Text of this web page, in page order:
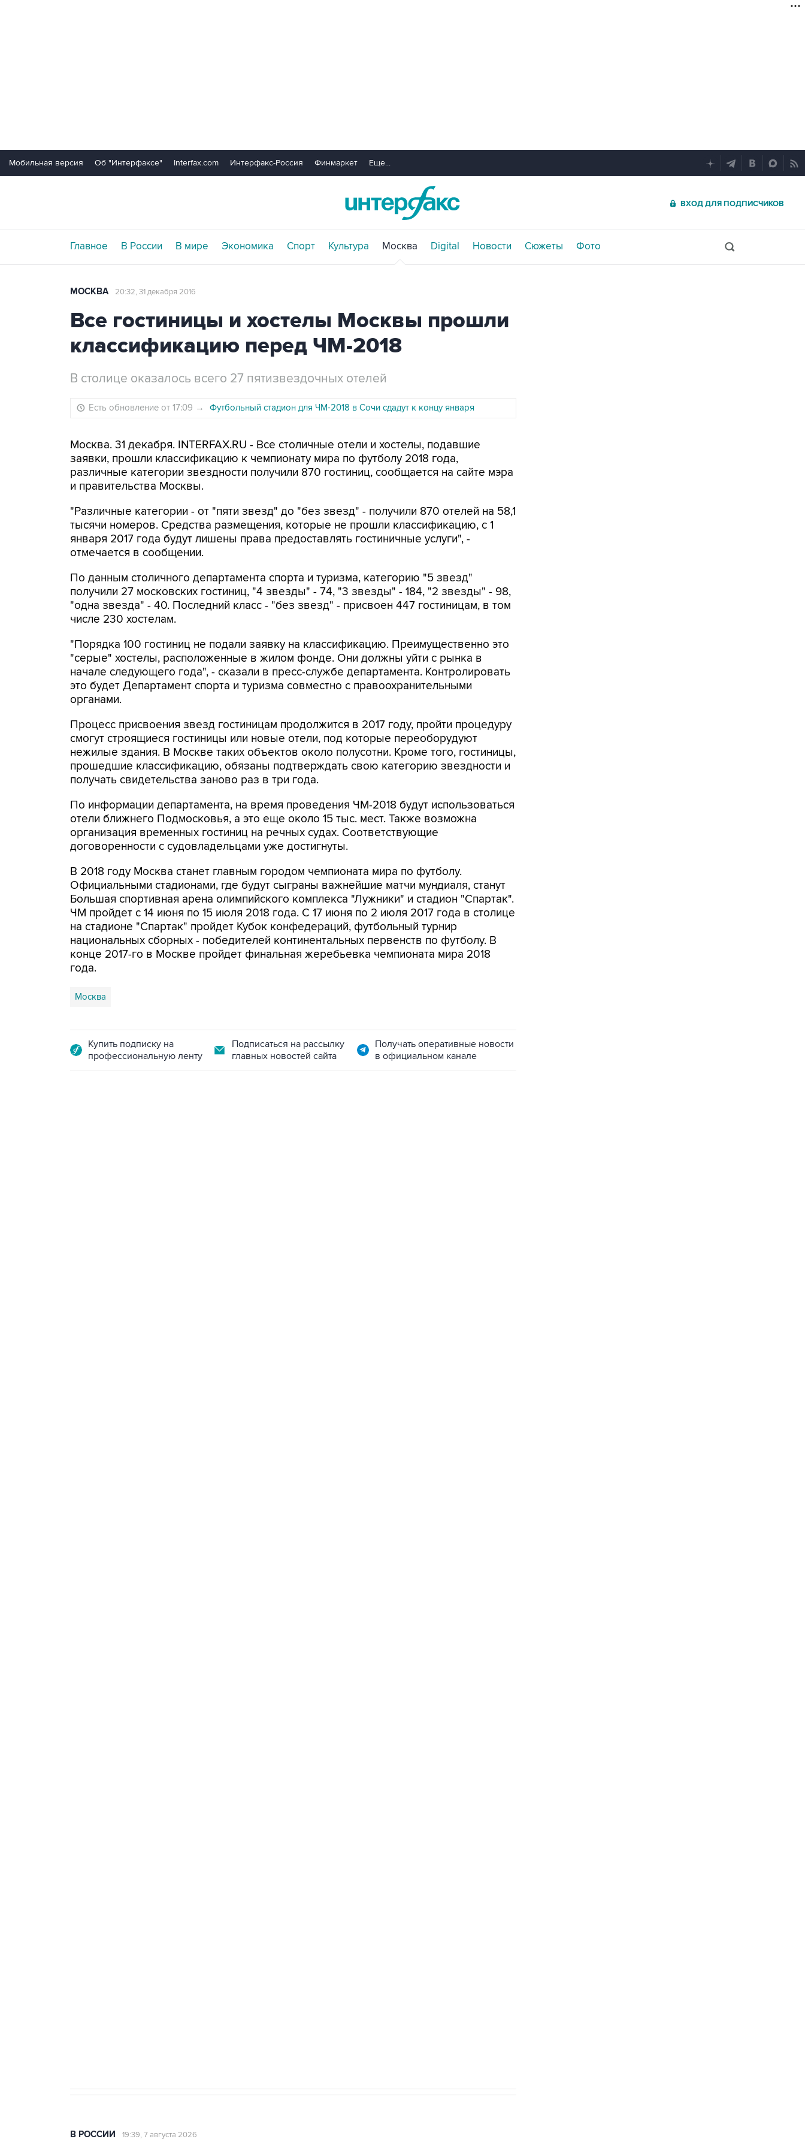
Мобильная версия Об "Интерфаксе" Interfax.com Интерфакс-Россия Финмаркет Еще...
ВХОД ДЛЯ ПОДПИСЧИКОВ
Главное В России В мире Экономика Спорт Культура Москва Digital Новости Сюжеты Фото
МОСКВА 20:32, 31 декабря 2016
Все гостиницы и хостелы Москвы прошли
классификацию перед ЧМ-2018
В столице оказалось всего 27 пятизвездочных отелей
Есть обновление от 17:09 → Футбольный стадион для ЧМ-2018 в Сочи сдадут к концу января
Москва. 31 декабря. INTERFAX.RU - Все столичные отели и хостелы, подавшие
заявки, прошли классификацию к чемпионату мира по футболу 2018 года,
различные категории звездности получили 870 гостиниц, сообщается на сайте мэра
и правительства Москвы.
"Различные категории - от "пяти звезд" до "без звезд" - получили 870 отелей на 58,1
тысячи номеров. Средства размещения, которые не прошли классификацию, с 1
января 2017 года будут лишены права предоставлять гостиничные услуги", -
отмечается в сообщении.
По данным столичного департамента спорта и туризма, категорию "5 звезд"
получили 27 московских гостиниц, "4 звезды" - 74, "3 звезды" - 184, "2 звезды" - 98,
"одна звезда" - 40. Последний класс - "без звезд" - присвоен 447 гостиницам, в том
числе 230 хостелам.
"Порядка 100 гостиниц не подали заявку на классификацию. Преимущественно это
"серые" хостелы, расположенные в жилом фонде. Они должны уйти с рынка в
начале следующего года", - сказали в пресс-службе департамента. Контролировать
это будет Департамент спорта и туризма совместно с правоохранительными
органами.
Процесс присвоения звезд гостиницам продолжится в 2017 году, пройти процедуру
смогут строящиеся гостиницы или новые отели, под которые переоборудуют
нежилые здания. В Москве таких объектов около полусотни. Кроме того, гостиницы,
прошедшие классификацию, обязаны подтверждать свою категорию звездности и
получать свидетельства заново раз в три года.
По информации департамента, на время проведения ЧМ-2018 будут использоваться
отели ближнего Подмосковья, а это еще около 15 тыс. мест. Также возможна
организация временных гостиниц на речных судах. Соответствующие
договоренности с судовладельцами уже достигнуты.
В 2018 году Москва станет главным городом чемпионата мира по футболу.
Официальными стадионами, где будут сыграны важнейшие матчи мундиаля, станут
Большая спортивная арена олимпийского комплекса "Лужники" и стадион "Спартак".
ЧМ пройдет с 14 июня по 15 июля 2018 года. С 17 июня по 2 июля 2017 года в столице
на стадионе "Спартак" пройдет Кубок конфедераций, футбольный турнир
национальных сборных - победителей континентальных первенств по футболу. В
конце 2017-го в Москве пройдет финальная жеребьевка чемпионата мира 2018
года.
Москва
Купить подписку на
профессиональную ленту
Подписаться на рассылку
главных новостей сайта
Получать оперативные новости
в официальном канале
В РОССИИ 19:39, 7 августа 2026